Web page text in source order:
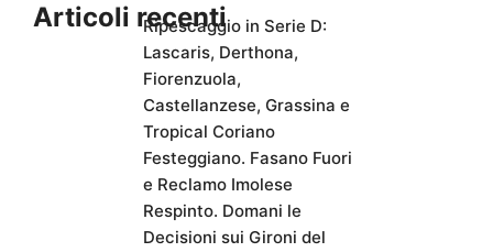
Articoli recentiRipescaggio in Serie D:
Lascaris, Derthona,
Fiorenzuola,
Castellanzese, Grassina e
Tropical Coriano
Festeggiano. Fasano Fuori
e Reclamo Imolese
Respinto. Domani le
Decisioni sui Gironi del